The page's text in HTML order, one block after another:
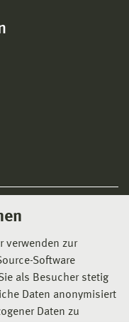
verwenden zur
Software
als Besucher stetig
Daten anonymisiert
Daten zu